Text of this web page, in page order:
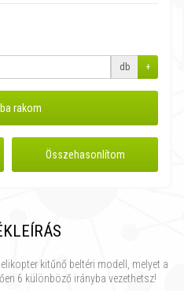
db +
rakom
Összehasonlítom
kitűnő beltéri modell, melyet a
6 különböző irányba vezethetsz!